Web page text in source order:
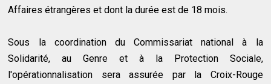
Affaires étrangères et dont la durée est de 18 mois.
Sous la coordination du Commissariat national à la
Solidarité, au Genre et à la Protection Sociale,
l'opérationnalisation sera assurée par la Croix-Rouge